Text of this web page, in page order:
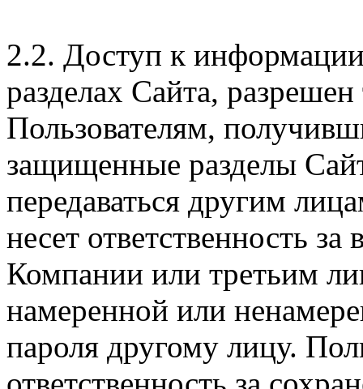
2.2. Доступ к
разделах Сайта,
Пользователям,
защищенные разделы
передаваться другим
несет ответственность
Компании или третьим
намеренной или
пароля другому лицу.